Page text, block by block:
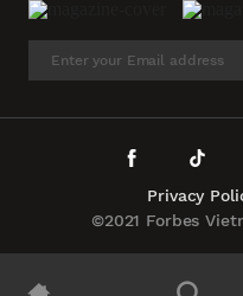
©2021 Forbes
Privacy